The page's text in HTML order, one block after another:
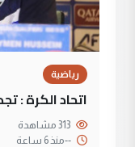
رياضية
اتحاد الكرة :
--منذ 6 ساعة